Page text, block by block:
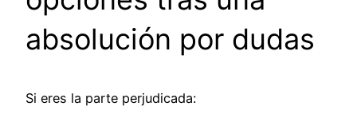
absolución por dudas
Si eres la parte perjudicada: